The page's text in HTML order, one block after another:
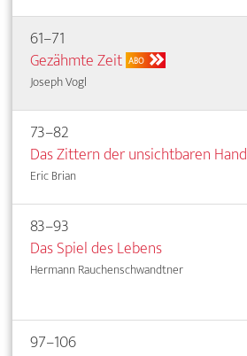
61–71
Gezähmte Zeit ABO
Joseph Vogl
73–82
Das Zittern der unsichtbaren Hand
Eric Brian
83–93
Das Spiel des Lebens
Hermann Rauchenschwandtner
97–106